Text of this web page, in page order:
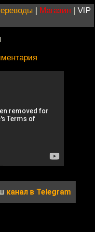
| Магазин | VIP
канал в Telegram